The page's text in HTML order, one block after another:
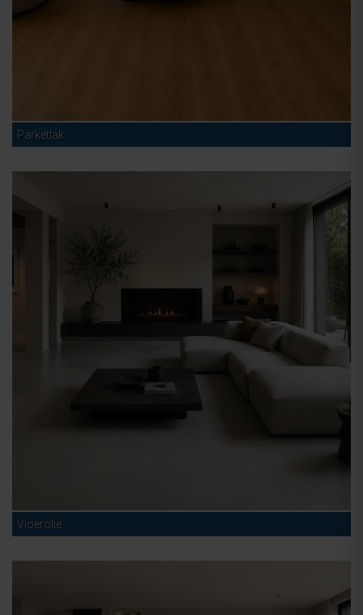
Parketlak
Vloerolie